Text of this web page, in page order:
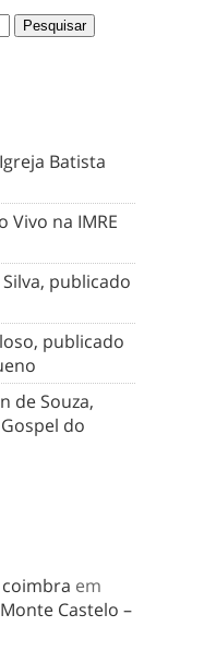
Batista
Vivo na IMRE
publicado
publicado
de Souza,
do
em
Castelo –